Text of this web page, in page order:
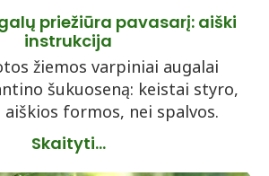
priežiūra pavasarį: aiški
instrukcija
žiemos varpiniai augalai
šukuoseną: keistai styro,
aiškios formos, nei spalvos.
Skaityti...